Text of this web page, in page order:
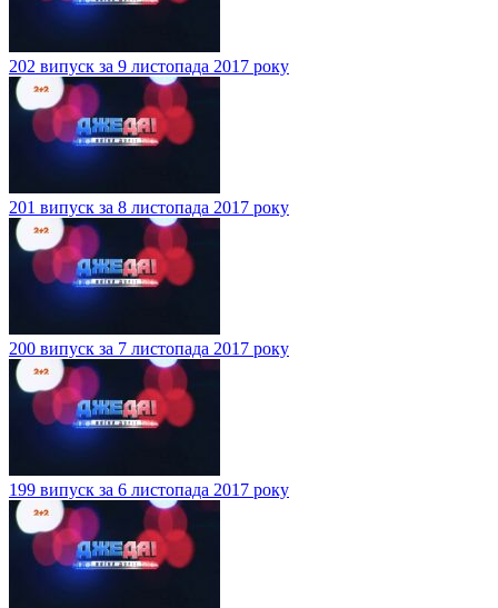
202 випуск за 9 листопада 2017 року
201 випуск за 8 листопада 2017 року
200 випуск за 7 листопада 2017 року
199 випуск за 6 листопада 2017 року